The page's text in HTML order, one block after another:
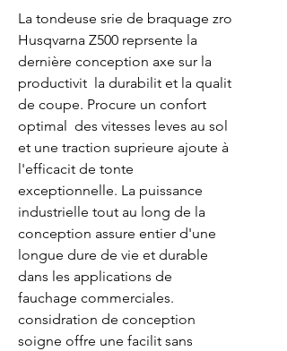
La tondeuse srie de braquage zro
Husqvarna Z500 reprsente la
dernière conception axe sur la
productivit  la durabilit et la qualit
de coupe. Procure un confort
optimal  des vitesses leves au sol
et une traction suprieure ajoute à
l'efficacit de tonte
exceptionnelle. La puissance
industrielle tout au long de la
conception assure entier d'une
longue dure de vie et durable
dans les applications de
fauchage commerciales.
considration de conception
soigne offre une facilit sans